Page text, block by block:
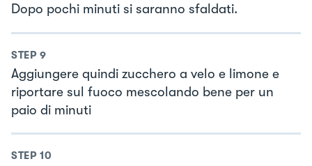
Dopo pochi minuti si saranno sfaldati.
STEP 9
Aggiungere quindi zucchero a velo e limone e
riportare sul fuoco mescolando bene per un
paio di minuti
STEP 10